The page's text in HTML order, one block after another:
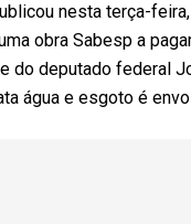
nesta terça-
obra Sabesp a
do deputado federal
água e esgoto é